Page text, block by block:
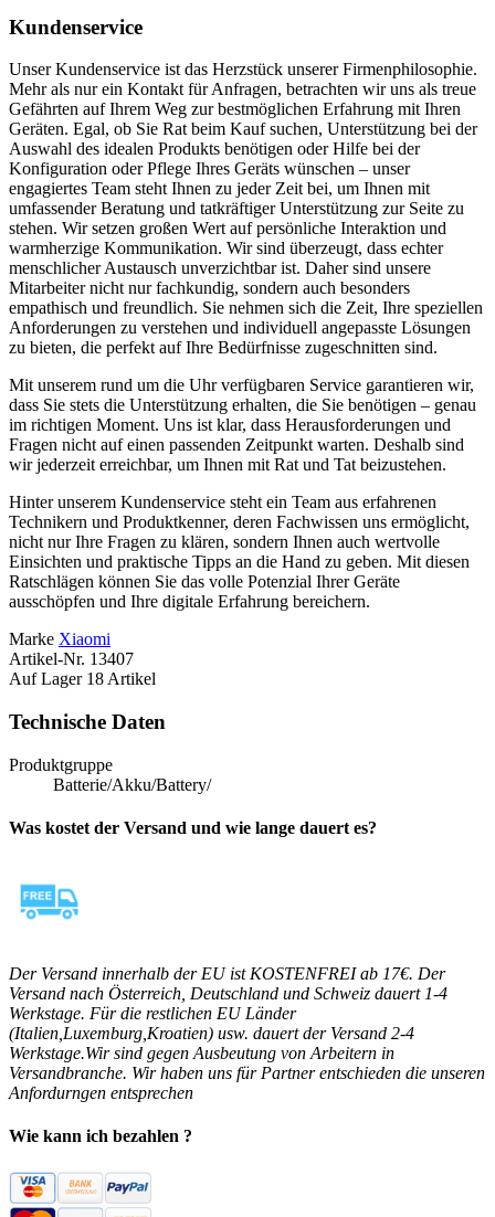
Kundenservice
Unser Kundenservice ist das Herzstück unserer Firmenphilosophie.
Mehr als nur ein Kontakt für Anfragen, betrachten wir uns als treue
Gefährten auf Ihrem Weg zur bestmöglichen Erfahrung mit Ihren
Geräten. Egal, ob Sie Rat beim Kauf suchen, Unterstützung bei der
Auswahl des idealen Produkts benötigen oder Hilfe bei der
Konfiguration oder Pflege Ihres Geräts wünschen – unser
engagiertes Team steht Ihnen zu jeder Zeit bei, um Ihnen mit
umfassender Beratung und tatkräftiger Unterstützung zur Seite zu
stehen. Wir setzen großen Wert auf persönliche Interaktion und
warmherzige Kommunikation. Wir sind überzeugt, dass echter
menschlicher Austausch unverzichtbar ist. Daher sind unsere
Mitarbeiter nicht nur fachkundig, sondern auch besonders
empathisch und freundlich. Sie nehmen sich die Zeit, Ihre speziellen
Anforderungen zu verstehen und individuell angepasste Lösungen
zu bieten, die perfekt auf Ihre Bedürfnisse zugeschnitten sind.
Mit unserem rund um die Uhr verfügbaren Service garantieren wir,
dass Sie stets die Unterstützung erhalten, die Sie benötigen – genau
im richtigen Moment. Uns ist klar, dass Herausforderungen und
Fragen nicht auf einen passenden Zeitpunkt warten. Deshalb sind
wir jederzeit erreichbar, um Ihnen mit Rat und Tat beizustehen.
Hinter unserem Kundenservice steht ein Team aus erfahrenen
Technikern und Produktkenner, deren Fachwissen uns ermöglicht,
nicht nur Ihre Fragen zu klären, sondern Ihnen auch wertvolle
Einsichten und praktische Tipps an die Hand zu geben. Mit diesen
Ratschlägen können Sie das volle Potenzial Ihrer Geräte
ausschöpfen und Ihre digitale Erfahrung bereichern.
Marke Xiaomi
Artikel-Nr. 13407
Auf Lager 18 Artikel
Technische Daten
Produktgruppe
Batterie/Akku/Battery/
Was kostet der Versand und wie lange dauert es?
Der Versand innerhalb der EU ist KOSTENFREI ab 17€. Der
Versand nach Österreich, Deutschland und Schweiz dauert 1-4
Werkstage. Für die restlichen EU Länder
(Italien,Luxemburg,Kroatien) usw. dauert der Versand 2-4
Werkstage.Wir sind gegen Ausbeutung von Arbeitern in
Versandbranche. Wir haben uns für Partner entschieden die unseren
Anfordurngen entsprechen
Wie kann ich bezahlen ?